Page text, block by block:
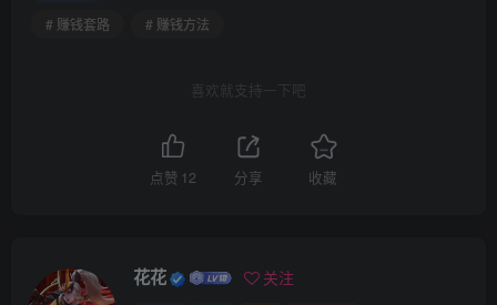
# 赚钱套路
# 赚钱方法
喜欢就支持一下吧
点赞 12 分享 收藏
花花 关注